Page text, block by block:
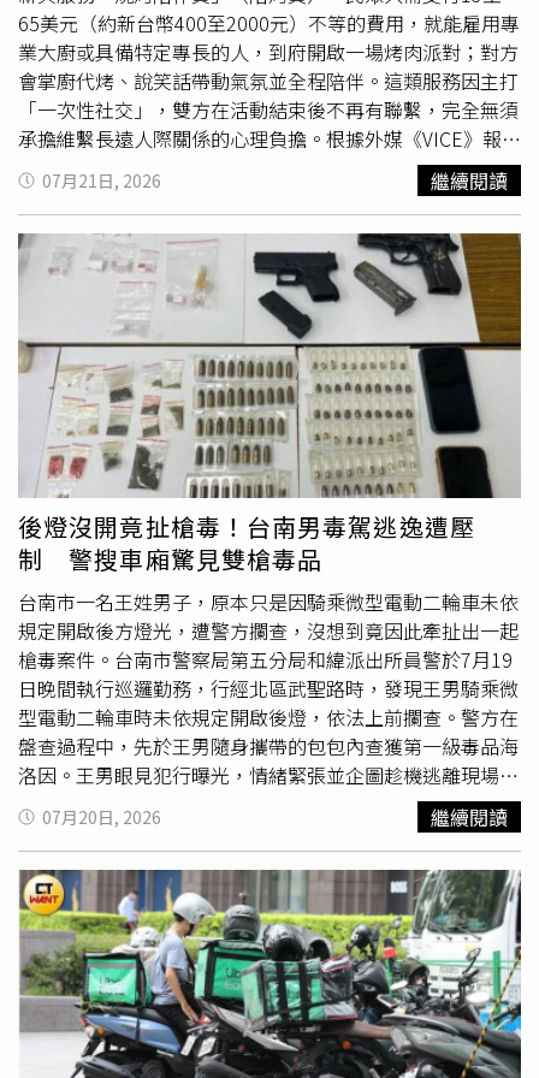
由於野熊受困位置太高，如果直接發射麻醉針，牠可能會因
失去意識而從高處墜落，反而造成致命傷，因此短時間內無
法貿然展開救援，只能持續研擬較安全的處置方式。遺憾的
是，在救援人員成功展開行動前，這隻野熊便因接觸高壓電
設備而遭電擊身亡。新墨西哥州漁獵部門事後證實，地方單
位第一時間便設法營救，但仍來不及挽救牠的生命。影片曝
光後迅速累積數萬次觀看，美國內政部也轉發影片，並幽默
寫道：「我們很欣賞大家對美國能源主導地位的熱情，但這
不是我們的本意。」貼文引發大量網友討論，不少人對野熊
的遭遇感到惋惜，也有人直呼，這是自己看過最不可思議的
野生動物畫面之一。野生動物專家表示，熊爬上電線桿雖然
相當少見，但並非首例。2021年，美國亞利桑那州也曾發
生熊受困電線桿頂端事件，當時順利完成救援。專家分析，
這類情況多半發生在年輕或受到驚嚇的熊身上，當牠們遭遇
人群、車輛或犬隻逼近時，會本能尋找高處躲避，而外型筆
直的電線桿容易被誤認為樹木，因此一路往上攀爬，最終卻
讓自己受困高空、進退兩難，甚至因此賠上性命。
65美元（約新台幣400至2000元）不等的費用，就能雇用專
業大廚或具備特定專長的人，到府開啟一場烤肉派對；對方
會掌廚代烤、說笑話帶動氣氛並全程陪伴。這類服務因主打
「一次性社交」，雙方在活動結束後不再有聯繫，完全無須
承擔維繫長遠人際關係的心理負擔。根據外媒《VICE》報
導，近期俄羅斯各類網站出現不少「陪烤員」的廣告，這項
服務主要針對男性客群，滿足民眾想享受戶外烤肉卻缺乏同
元）不等的陪伴費用外，需自行負擔食材開銷；而收費較高
的陪伴員則會額外提供食材採買、搭建帳篷或規劃全套社交
氣氛等附加服務。至於陪伴員的背景也十分多元，例如擁有
心理學背景的業者表示，該服務讓他能結伴前往戶外過週
末；也有業者將服務範疇延伸至陪同參加音樂節、演唱會、
聆聽阿茲特克神話講座或去餐廳用餐，定位為「當朋友抽不
出空時的完美替代方案」。俄羅斯市場調查數據顯示，這類
燒烤陪伴服務在莫斯科、克拉斯諾達爾邊疆區以及下諾夫哥
羅德等大城市尤為盛行。俄羅斯高等經濟大學（HSE
University）一項研究指出，都市化迅速發展和單身戶數持
續攀升，加上近20年鄰里間的社交連結逐漸淡薄，導致俄羅
斯有高達43%的民眾正面臨不同程度的孤獨感，這正是陪烤
員興起的關鍵原因。對此，俄羅斯知名餐飲業者阿列克謝
（Evgeny Demchenko）從市場供需的角度分析，雖然真摯
的友情無法用金錢買到，但對許多現代人而言，購買這類服
務並非為了尋求長期知己，而是希望能無負擔地度過一個舒
適的夜晚，並順道認識新朋友，本質上屬於一種極具效益的
消費。據悉，世界衛生組織（WHO）最新評估顯示，全球
約有六分之一的人口長期遭受孤寂感的困擾。
07月21日, 2026 繼續閱讀
後燈沒開竟扯槍毒！台南男毒駕逃逸遭壓
制 警搜車廂驚見雙槍毒品
台南市一名王姓男子，原本只是因騎乘微型電動二輪車未依
規定開啟後方燈光，遭警方攔查，沒想到竟因此牽扯出一起
槍毒案件。台南市警察局第五分局和緯派出所員警於7月19
日晚間執行巡邏勤務，行經北區武聖路時，發現王男騎乘微
型電動二輪車時未依規定開啟後燈，依法上前攔查。警方在
盤查過程中，先於王男隨身攜帶的包包內查獲第一級毒品海
洛因。王男眼見犯行曝光，情緒緊張並企圖趁機逃離現場，
但立即遭員警制止並成功壓制逮捕。警方隨後進一步搜索其
所騎乘的微型電動二輪車，在車廂內又查獲大量違禁物品，
包括5包海洛因、5包安非他命、毒品吸食器，以及一把疑似
制式克拉
克手槍與一把疑似改造金牛座手槍。除此之外，警
方還在車廂內發現改造子彈、空彈殼、彈頭、火藥粉、槍枝
彈簧及多項疑似改造槍械使用的工具，顯示案件不僅涉及毒
品持有，更可能與非法槍械改造有關。經警方調查後，也發
現王男涉嫌施用毒品後騎乘車輛，已涉及公共危險罪嫌，對
道路交通安全造成重大威脅。目前警方已將查扣的槍枝、子
彈及相關證物送交專業單位鑑驗，以確認槍枝是否具備殺傷
07月20日, 2026 繼續閱讀